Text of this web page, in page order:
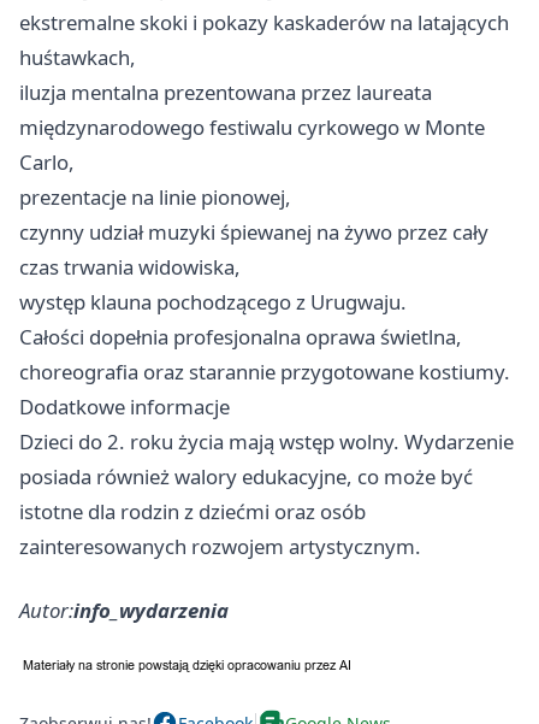
ekstremalne skoki i pokazy kaskaderów na latających
huśtawkach,
iluzja mentalna prezentowana przez laureata
międzynarodowego festiwalu cyrkowego w Monte
Carlo,
prezentacje na linie pionowej,
czynny udział muzyki śpiewanej na żywo przez cały
czas trwania widowiska,
występ klauna pochodzącego z Urugwaju.
Całości dopełnia profesjonalna oprawa świetlna,
choreografia oraz starannie przygotowane kostiumy.
Dodatkowe informacje
Dzieci do 2. roku życia mają wstęp wolny. Wydarzenie
posiada również walory edukacyjne, co może być
istotne dla rodzin z dziećmi oraz osób
zainteresowanych rozwojem artystycznym.
Autor:info_wydarzenia